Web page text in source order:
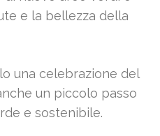
e la bellezza della
una celebrazione del
un piccolo passo
e sostenibile.